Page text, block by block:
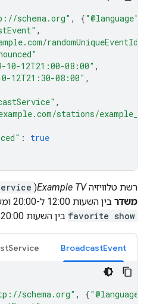
schema.org" , {"@language"
,
randomUniqueEventId"
10-12T21:00-08:00" ,
12T21:30-08:00" ,
,
stations/
:
true
רשת טלוויזיהExample TV
(
משדר בין השעות 12:00 ל-20:00 ומשדר תוכנית אחת בשם
favorite show בין השעות 20:00 ל-12:00:
BroadcastEvent
schema.org" , {"@language"